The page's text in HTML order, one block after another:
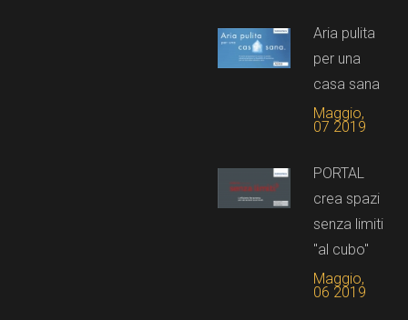
Aria pulita
per una
casa sana
Maggio,
07 2019
PORTAL
crea spazi
senza limiti
"al cubo"
Maggio,
06 2019